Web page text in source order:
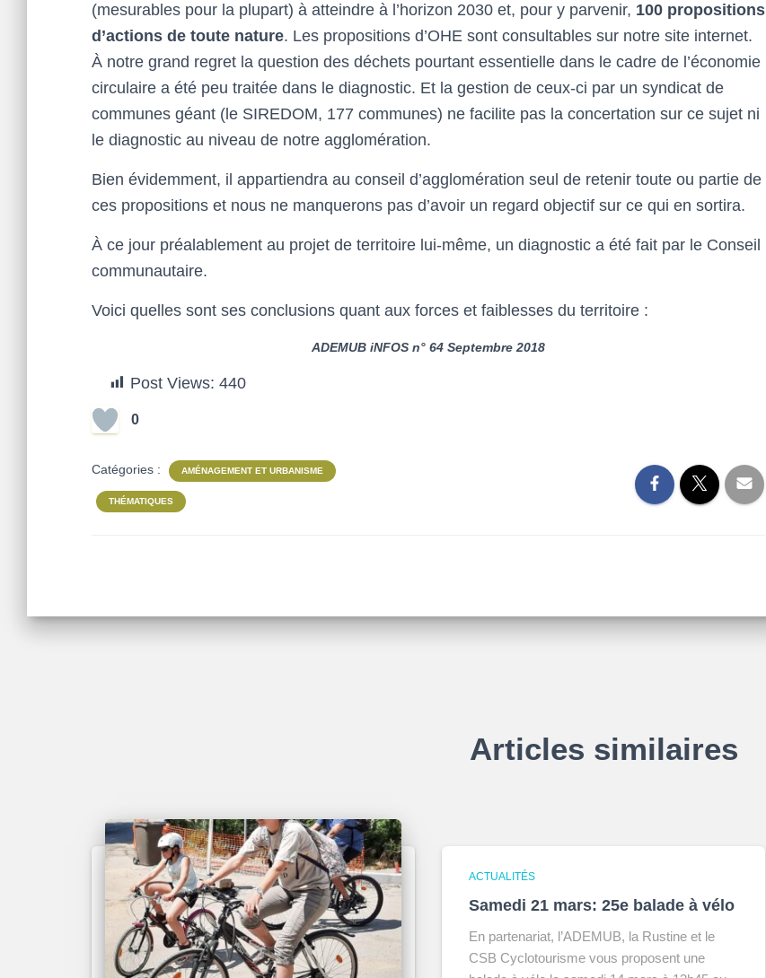
(mesurables pour la plupart) à atteindre à l’horizon 2030 et, pour y parvenir, 100 propositions
d’actions de toute nature. Les propositions d’OHE sont consultables sur notre site internet.
À notre grand regret la question des déchets pourtant essentielle dans le cadre de l’économie
circulaire a été peu traitée dans le diagnostic. Et la gestion de ceux-ci par un syndicat de
communes géant (le SIREDOM, 177 communes) ne facilite pas la concertation sur ce sujet ni
le diagnostic au niveau de notre agglomération.
Bien évidemment, il appartiendra au conseil d’agglomération seul de retenir toute ou partie de
ces propositions et nous ne manquerons pas d’avoir un regard objectif sur ce qui en sortira.
À ce jour préalablement au projet de territoire lui-même, un diagnostic a été fait par le Conseil
communautaire.
Voici quelles sont ses conclusions quant aux forces et faiblesses du territoire :
ADEMUB iNFOS n° 64 Septembre 2018
Post Views: 440
0
Catégories : AMÉNAGEMENT ET URBANISME
THÉMATIQUES
Articles similaires
ACTUALITÉS
Samedi 21 mars: 25e balade à vélo
En partenariat, l’ADEMUB, la Rustine et le
CSB Cyclotourisme vous proposent une